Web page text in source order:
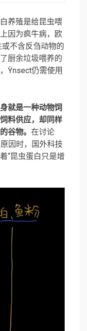
养殖是给昆虫喂
因为疯牛病，欧
不含反刍动物的
厨余垃圾喂养的
Ÿnsect仍需使用
就是一种动物饲
料供应，却同样
谷物。 在讨论
因时，国外科技
“昆虫蛋白只是增